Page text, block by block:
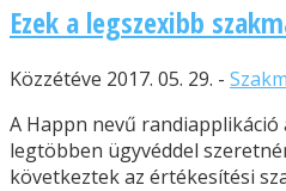
Ezek a legszexibb
Közzétéve 2017. 05. 29. -
A Happn nevű
legtöbben ügyvéddel
következtek az értékesítési